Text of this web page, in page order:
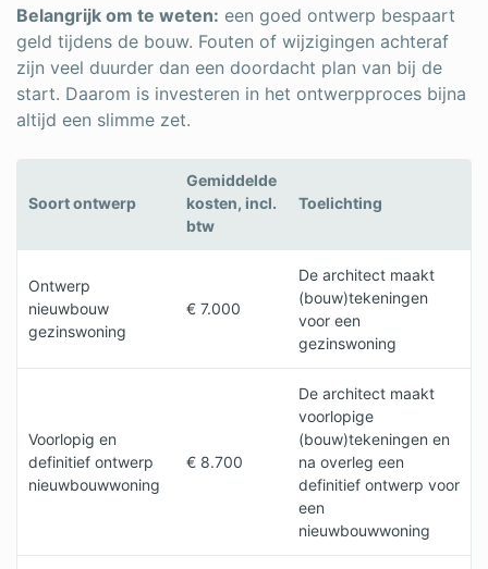
Belangrijk om te weten: een goed ontwerp bespaart
geld tijdens de bouw. Fouten of wijzigingen achteraf
zijn veel duurder dan een doordacht plan van bij de
start. Daarom is investeren in het ontwerpproces bijna
altijd een slimme zet.
Soort ontwerp
Gemiddelde
kosten, incl.
btw
Toelichting
Ontwerp
nieuwbouw
gezinswoning
€ 7.000
De architect maakt
(bouw)tekeningen
voor een
gezinswoning
Voorlopig en
definitief ontwerp
nieuwbouwwoning
€ 8.700
De architect maakt
voorlopige
(bouw)tekeningen en
na overleg een
definitief ontwerp voor
een
nieuwbouwwoning